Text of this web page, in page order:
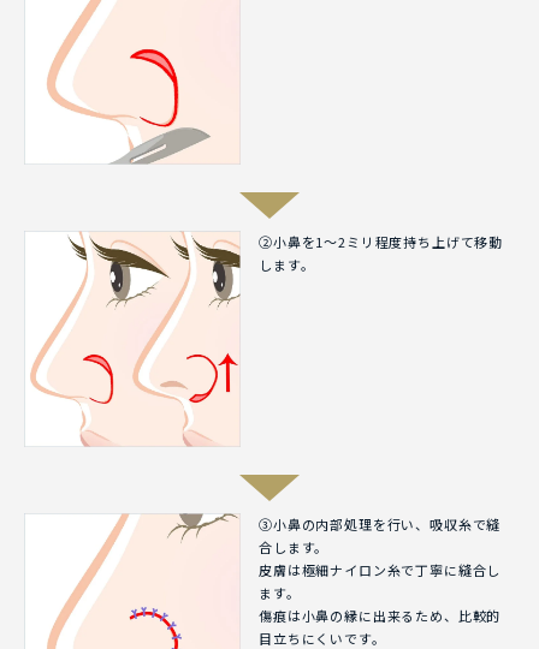
②小鼻を1～2ミリ程度持ち上げて移動
します。
③小鼻の内部処理を行い、吸収糸で縫
合します。
皮膚は極細ナイロン糸で丁寧に縫合し
ます。
傷痕は小鼻の縁に出来るため、比較的
目立ちにくいです。